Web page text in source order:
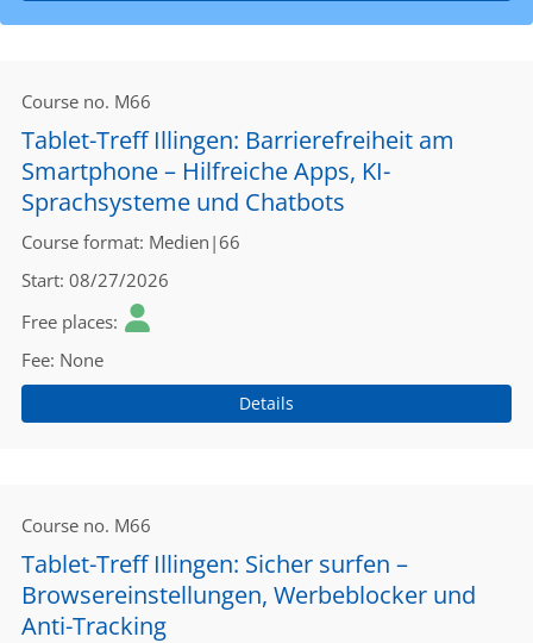
Course no. M66
Tablet-Treff Illingen: Barrierefreiheit am
Smartphone – Hilfreiche Apps, KI-
Sprachsysteme und Chatbots
Course format Medien|66
Start 08/27/2026
Free places
Fee None
Details
Course no. M66
Tablet-Treff Illingen: Sicher surfen –
Browsereinstellungen, Werbeblocker und
Anti-Tracking